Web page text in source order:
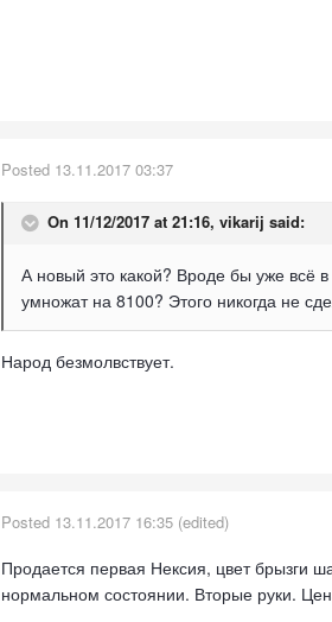
Posted 13.11.2017 03:37
On 11/12/2017 at 21:16, vikarij said:
А новый это какой? Вроде бы уже всё
умножат на 8100? Этого никогда не
Народ безмолвствует.
Posted 13.11.2017 16:35 (edited)
Продается первая Нексия, цвет брызги
нормальном состоянии. Вторые руки.